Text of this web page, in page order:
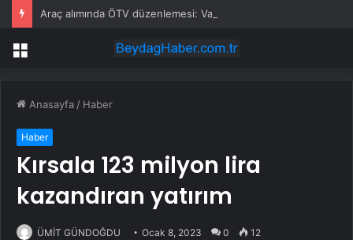
Menü
Anasayfa / Haber
Haber
Kırsala 123 milyon lira
kazandıran yatırım
ÜMİT GÜNDOĞDU Ocak 8, 2023 0 12